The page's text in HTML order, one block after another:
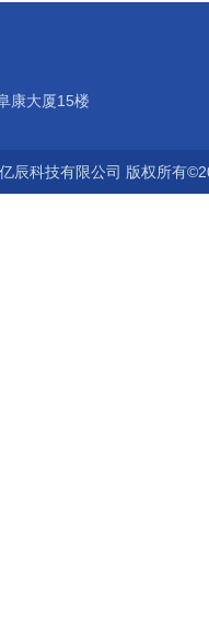
康大厦15楼
辰科技有限公司 版权所有